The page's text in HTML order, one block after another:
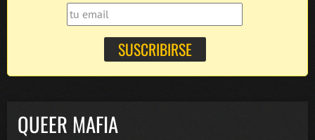
QUEER MAFIA